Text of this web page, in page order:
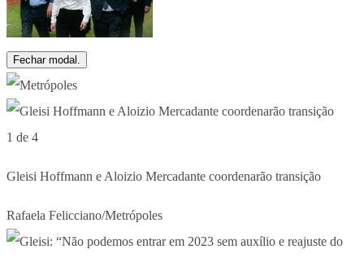
Fechar modal.
1 de 4
Gleisi Hoffmann e Aloizio Mercadante coordenarão transição
Rafaela Felicciano/Metrópoles